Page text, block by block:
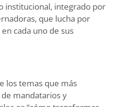
institucional, integrado por
que lucha por
cada uno de sus
los temas que más
mandatarios y